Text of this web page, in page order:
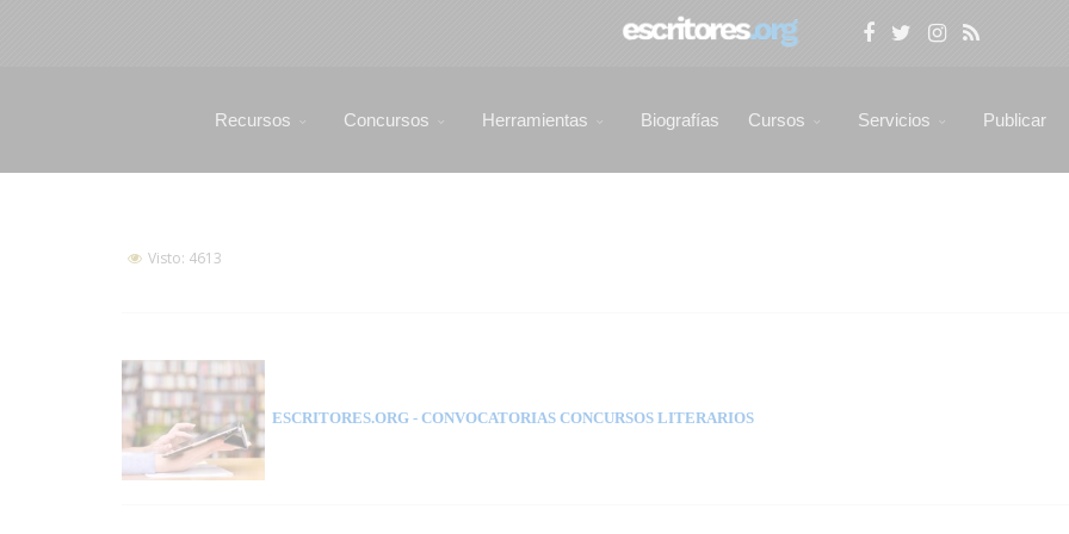
Recursos Concursos Herramientas Biografías Cursos Servicios Publicar
Visto: 4613
ESCRITORES.ORG - CONVOCATORIAS CONCURSOS LITERARIOS